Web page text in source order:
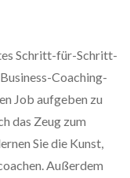
Schritt-für-Schritt-
Coaching-
Job aufgeben zu
das Zeug zum
Sie die Kunst,
Außerdem